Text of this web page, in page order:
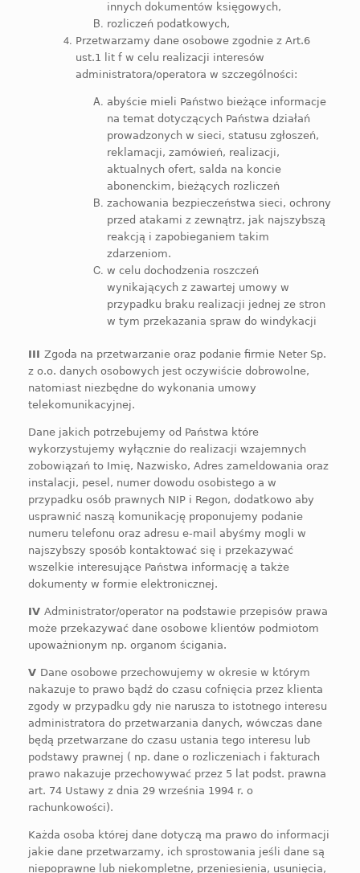
innych dokumentów księgowych,
rozliczeń podatkowych,
Przetwarzamy dane osobowe zgodnie z Art.6
ust.1 lit f w celu realizacji interesów
administratora/operatora w szczególności:
abyście mieli Państwo bieżące informacje
na temat dotyczących Państwa działań
prowadzonych w sieci, statusu zgłoszeń,
reklamacji, zamówień, realizacji,
aktualnych ofert, salda na koncie
abonenckim, bieżących rozliczeń
zachowania bezpieczeństwa sieci, ochrony
przed atakami z zewnątrz, jak najszybszą
reakcją i zapobieganiem takim
zdarzeniom.
w celu dochodzenia roszczeń
wynikających z zawartej umowy w
przypadku braku realizacji jednej ze stron
w tym przekazania spraw do windykacji
III Zgoda na przetwarzanie oraz podanie firmie Neter Sp.
z o.o. danych osobowych jest oczywiście dobrowolne,
natomiast niezbędne do wykonania umowy
telekomunikacyjnej.
Dane jakich potrzebujemy od Państwa które
wykorzystujemy wyłącznie do realizacji wzajemnych
zobowiązań to Imię, Nazwisko, Adres zameldowania oraz
instalacji, pesel, numer dowodu osobistego a w
przypadku osób prawnych NIP i Regon, dodatkowo aby
usprawnić naszą komunikację proponujemy podanie
numeru telefonu oraz adresu e-mail abyśmy mogli w
najszybszy sposób kontaktować się i przekazywać
wszelkie interesujące Państwa informację a także
dokumenty w formie elektronicznej.
IV Administrator/operator na podstawie przepisów prawa
może przekazywać dane osobowe klientów podmiotom
upoważnionym np. organom ścigania.
V Dane osobowe przechowujemy w okresie w którym
nakazuje to prawo bądź do czasu cofnięcia przez klienta
zgody w przypadku gdy nie narusza to istotnego interesu
administratora do przetwarzania danych, wówczas dane
będą przetwarzane do czasu ustania tego interesu
lub
podstawy prawnej ( np. dane o rozliczeniach i fakturach
prawo nakazuje przechowywać przez 5 lat podst. prawna
art. 74 Ustawy z dnia 29 września 1994 r. o
rachunkowości).
Każda osoba której dane dotyczą ma prawo do informacji
jakie dane przetwarzamy, ich sprostowania jeśli dane są
niepoprawne lub niekompletne, przeniesienia, usunięcia,